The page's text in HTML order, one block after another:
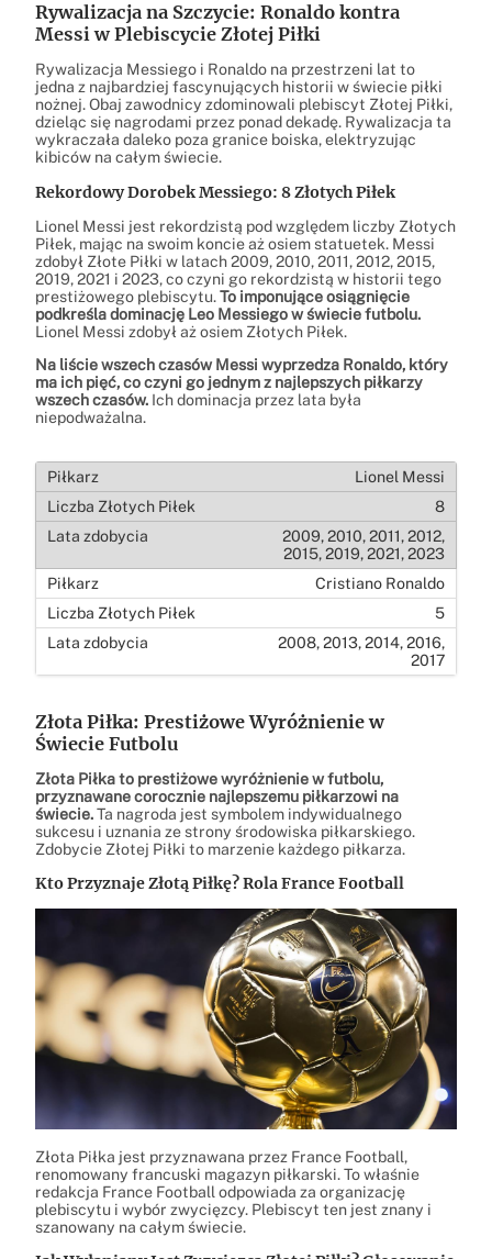
Rywalizacja na Szczycie: Ronaldo kontra
Messi w Plebiscycie Złotej Piłki
Rywalizacja Messiego i Ronaldo na przestrzeni lat to
jedna z najbardziej fascynujących historii w świecie piłki
nożnej. Obaj zawodnicy zdominowali plebiscyt Złotej Piłki,
dzieląc się nagrodami przez ponad dekadę. Rywalizacja ta
wykraczała daleko poza granice boiska, elektryzując
kibiców na całym świecie.
Rekordowy Dorobek Messiego: 8 Złotych Piłek
Lionel Messi jest rekordzistą pod względem liczby Złotych
Piłek, mając na swoim koncie aż osiem statuetek. Messi
zdobył Złote Piłki w latach 2009, 2010, 2011, 2012, 2015,
2019, 2021 i 2023, co czyni go rekordzistą w historii tego
prestiżowego plebiscytu.To imponujące osiągnięcie
podkreśla dominację Leo Messiego w świecie futbolu.
Lionel Messi zdobył aż osiem Złotych Piłek.
Na liście wszech czasów Messi wyprzedza Ronaldo, który
ma ich pięć, co czyni go jednym z najlepszych piłkarzy
wszech czasów. Ich dominacja przez lata była
niepodważalna.
Lionel Messi
8
2009, 2010, 2011, 2012,
2015, 2019, 2021, 2023
Cristiano Ronaldo
5
2008, 2013, 2014, 2016,
2017
Złota Piłka: Prestiżowe Wyróżnienie w
Świecie Futbolu
Złota Piłka to prestiżowe wyróżnienie w futbolu,
przyznawane corocznie najlepszemu piłkarzowi na
świecie.Ta nagroda jest symbolem indywidualnego
sukcesu i uznania ze strony środowiska piłkarskiego.
Zdobycie Złotej Piłki to marzenie każdego piłkarza.
Kto Przyznaje Złotą Piłkę? Rola France Football
Złota Piłka jest przyznawana przez France Football,
renomowany francuski magazyn piłkarski. To właśnie
redakcja France Football odpowiada za organizację
plebiscytu i wybór zwycięzcy. Plebiscyt ten jest znany i
szanowany na całym świecie.